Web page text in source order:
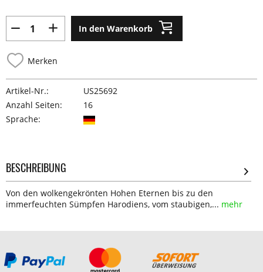
In den Warenkorb
Merken
Artikel-Nr.:
US25692
Anzahl Seiten:
16
Sprache:
BESCHREIBUNG
Von den wolkengekrönten Hohen Eternen bis zu den
immerfeuchten Sümpfen Harodiens, vom staubigen,... mehr